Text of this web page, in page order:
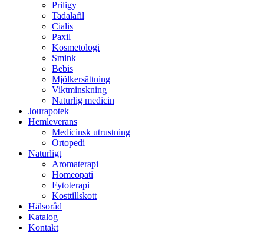
Priligy
Tadalafil
Cialis
Paxil
Kosmetologi
Smink
Bebis
Mjölkersättning
Viktminskning
Naturlig medicin
Jourapotek
Hemleverans
Medicinsk utrustning
Ortopedi
Naturligt
Aromaterapi
Homeopati
Fytoterapi
Kosttillskott
Hälsoråd
Katalog
Kontakt